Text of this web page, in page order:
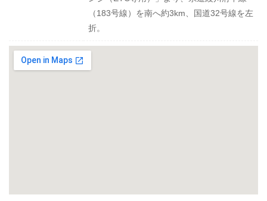
（183号線）を南へ約3km、国道32号線を左
折。